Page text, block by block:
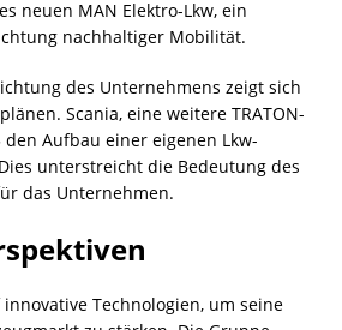
neuen MAN Elektro-Lkw, ein
nachhaltiger Mobilität.
des Unternehmens zeigt sich
Scania, eine weitere TRATON-
Aufbau einer eigenen Lkw-
unterstreicht die Bedeutung des
das Unternehmen.
Technologien, um seine